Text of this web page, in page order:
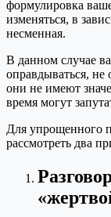
формулировка
изменяться, в
несменная.
В данном случае
оправдываться, не
они не имеют
время могут
Для упрощенного
рассмотреть два